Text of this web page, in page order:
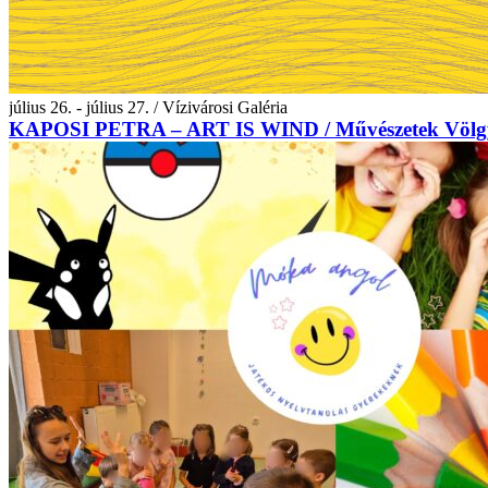
július 26. - július 27. / Vízivárosi Galéria
KAPOSI PETRA – ART IS WIND / Művészetek